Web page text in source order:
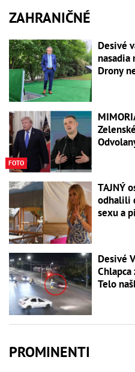
ZAHRANIČNÉ
Desivé
nasadia
Drony
FOTO
TAJNÝ
odhalili
sexu a
Desivé
Telo
PROMINENTI